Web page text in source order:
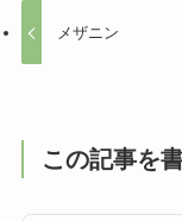
メザニン
この記事を